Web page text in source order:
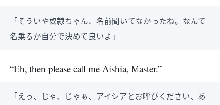
「そういや奴隷ちゃん、名前聞いてなかったね。なんて
名乗るか自分で決めて良いよ」
“Eh, then please call me Aishia, Master.”
「えっ、じゃ、じゃぁ、アイシアとお呼びください、あ